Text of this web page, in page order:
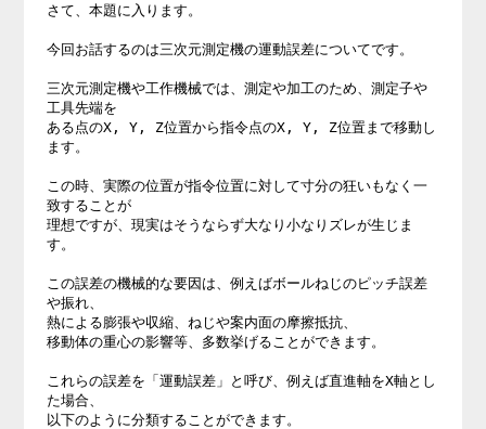
さて、本題に入ります。
今回お話するのは三次元測定機の運動誤差についてです。
三次元測定機や工作機械では、測定や加工のため、測定子や
工具先端を
ある点のX, Y, Z位置から指令点のX, Y, Z位置まで移動し
ます。
この時、実際の位置が指令位置に対して寸分の狂いもなく一
致することが
理想ですが、現実はそうならず大なり小なりズレが生じま
す。
この誤差の機械的な要因は、例えばボールねじのピッチ誤差
や振れ、
熱による膨張や収縮、ねじや案内面の摩擦抵抗、
移動体の重心の影響等、多数挙げることができます。
これらの誤差を「運動誤差」と呼び、例えば直進軸をX軸とし
た場合、
以下のように分類することができます。